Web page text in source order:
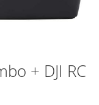
+ DJI RC